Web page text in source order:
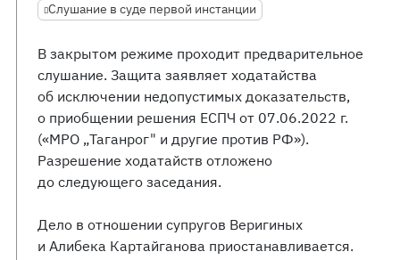
Слушание в суде первой инстанции
В закрытом режиме проходит предварительное
слушание. Защита заявляет ходатайства
об исключении недопустимых доказательств,
о приобщении решения ЕСПЧ от 07.06.2022 г.
(«МРО „Таганрог" и другие против РФ»).
Разрешение ходатайств отложено
до следующего заседания.
Дело в отношении супругов Веригиных
и Алибека Картайганова приостанавливается.